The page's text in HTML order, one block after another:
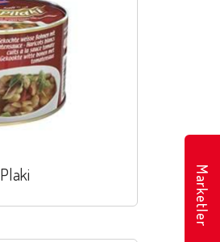
Marketler